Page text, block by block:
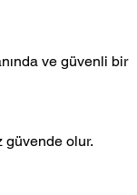
ve güvenli bir
güvende olur.